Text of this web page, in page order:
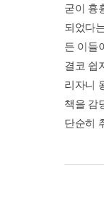
굳이 흉
되었다
든 이들
결코 쉽
리자니
책을 감
단순히